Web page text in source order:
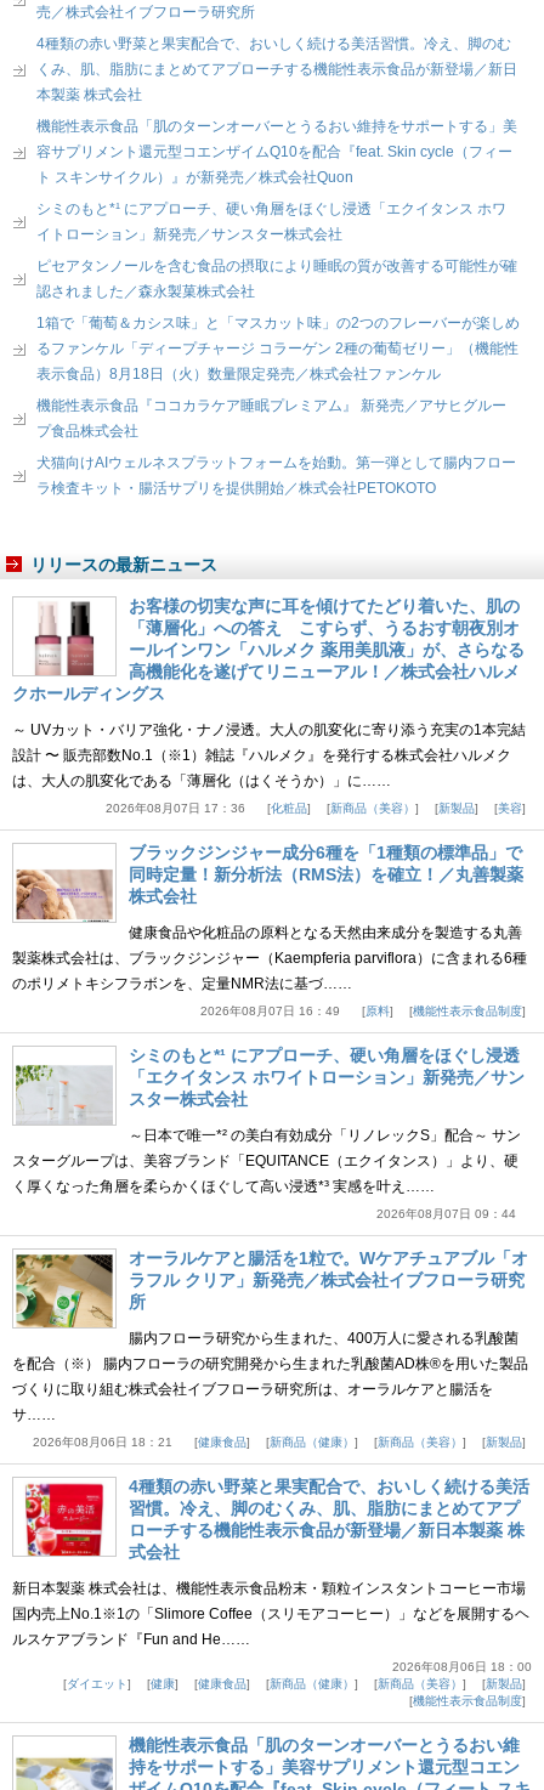
売／株式会社イブフローラ研究所
4種類の赤い野菜と果実配合で、おいしく続ける美活習慣。冷え、脚のむ
くみ、肌、脂肪にまとめてアプローチする機能性表示食品が新登場／新日
本製薬 株式会社
機能性表示食品「肌のターンオーバーとうるおい維持をサポートする」美
容サプリメント還元型コエンザイムQ10を配合『feat. Skin cycle（フィー
ト スキンサイクル）』が新発売／株式会社Quon
シミのもと*¹ にアプローチ、硬い角層をほぐし浸透「エクイタンス ホワ
イトローション」新発売／サンスター株式会社
ピセアタンノールを含む食品の摂取により睡眠の質が改善する可能性が確
認されました／森永製菓株式会社
1箱で「葡萄＆カシス味」と「マスカット味」の2つのフレーバーが楽しめ
るファンケル「ディープチャージ コラーゲン 2種の葡萄ゼリー」（機能性
表示食品）8月18日（火）数量限定発売／株式会社ファンケル
機能性表示食品『ココカラケア睡眠プレミアム』 新発売／アサヒグルー
プ食品株式会社
犬猫向けAIウェルネスプラットフォームを始動。第一弾として腸内フロー
ラ検査キット・腸活サプリを提供開始／株式会社PETOKOTO
リリースの最新ニュース
お客様の切実な声に耳を傾けてたどり着いた、肌の
「薄層化」への答え こすらず、うるおす朝夜別オ
ールインワン「ハルメク 薬用美肌液」が、さらなる
高機能化を遂げてリニューアル！／株式会社ハルメ
クホールディングス
～ UVカット・バリア強化・ナノ浸透。大人の肌変化に寄り添う充実の1本完結
設計 〜 販売部数No.1（※1）雑誌『ハルメク』を発行する株式会社ハルメク
は、大人の肌変化である「薄層化（はくそうか）」に……
2026年08月07日 17：36 化粧品 新商品（美容） 新製品 美容
ブラックジンジャー成分6種を「1種類の標準品」で
同時定量！新分析法（RMS法）を確立！／丸善製薬
株式会社
健康食品や化粧品の原料となる天然由来成分を製造する丸善
製薬株式会社は、ブラックジンジャー（Kaempferia parviflora）に含まれる6種
のポリメトキシフラボンを、定量NMR法に基づ……
2026年08月07日 16：49 原料 機能性表示食品制度
シミのもと*¹ にアプローチ、硬い角層をほぐし浸透
「エクイタンス ホワイトローション」新発売／サン
スター株式会社
～日本で唯一*² の美白有効成分「リノレックS」配合～ サン
スターグループは、美容ブランド「EQUITANCE（エクイタンス）」より、硬
く厚くなった角層を柔らかくほぐして高い浸透*³ 実感を叶え……
2026年08月07日 09：44
オーラルケアと腸活を1粒で。Wケアチュアブル「オ
ラフル クリア」新発売／株式会社イブフローラ研究
所
腸内フローラ研究から生まれた、400万人に愛される乳酸菌
を配合（※） 腸内フローラの研究開発から生まれた乳酸菌AD株®を用いた製品
づくりに取り組む株式会社イブフローラ研究所は、オーラルケアと腸活を
サ……
2026年08月06日 18：21 健康食品 新商品（健康） 新商品（美容） 新製品
4種類の赤い野菜と果実配合で、おいしく続ける美活
習慣。冷え、脚のむくみ、肌、脂肪にまとめてアプ
ローチする機能性表示食品が新登場／新日本製薬 株
式会社
新日本製薬 株式会社は、機能性表示食品粉末・顆粒インスタントコーヒー市場
国内売上No.1※1の「Slimore Coffee（スリモアコーヒー）」などを展開するヘ
ルスケアブランド『Fun and He……
2026年08月06日 18：00
ダイエット
健康 健康食品 新商品（健康） 新商品（美容）
新製品
機能性表示食品制度
機能性表示食品「肌のターンオーバーとうるおい維
持をサポートする」美容サプリメント還元型コエン